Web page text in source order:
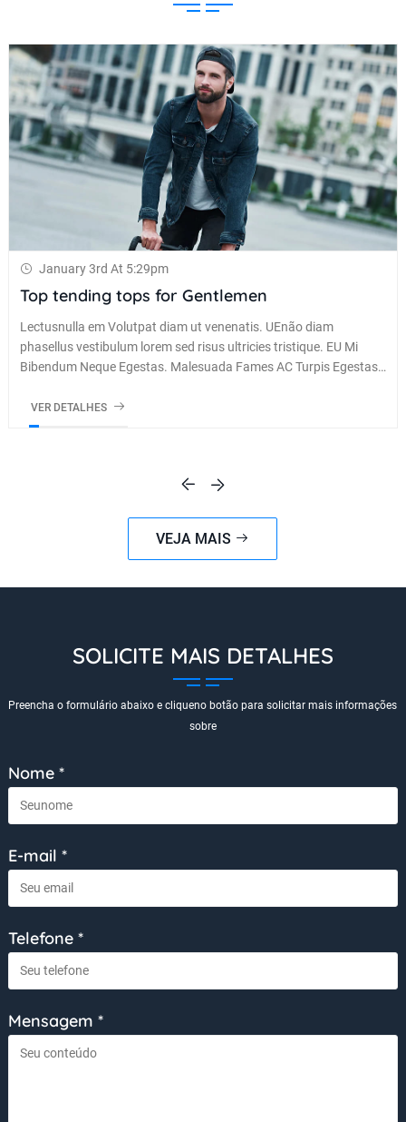
January 3rd At 5:29pm
Top tending tops for Gentlemen
Lectusnulla em Volutpat diam ut venenatis. UEnão diam
phasellus vestibulum lorem sed risus ultricies tristique. EU Mi
Bibendum Neque Egestas. Malesuada Fames AC Turpis Egestas
VER DETALHES
VEJA MAIS
SOLICITE MAIS DETALHES
Preencha o formulário abaixo e cliqueno botão para solicitar mais informações
sobre
Nome *
E-mail *
Telefone *
Mensagem *